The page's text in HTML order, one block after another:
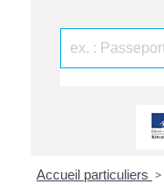
Accueil particuliers >